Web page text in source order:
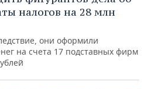
налогов на 28 млн
они оформили
на счета 17 подставных фирм